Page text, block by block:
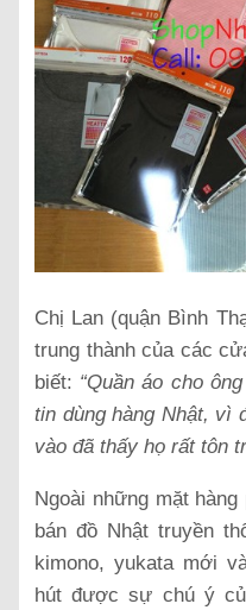
Chị Lan (quận Bình
trung thành của các
biết: “Quần áo cho
tin dùng hàng Nhật, vì
vào đã thấy họ rất tôn
Ngoài những mặt
bán đồ Nhật truyền
kimono, yukata mới
hút được sự chú ý